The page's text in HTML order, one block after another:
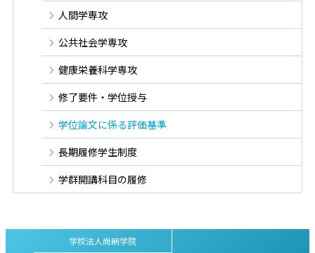
人間学専攻
公共社会学専攻
健康栄養科学専攻
修了要件・学位授与
学位論文に係る評価基準
長期履修学生制度
学群開講科目の履修
学校法人尚絅学院